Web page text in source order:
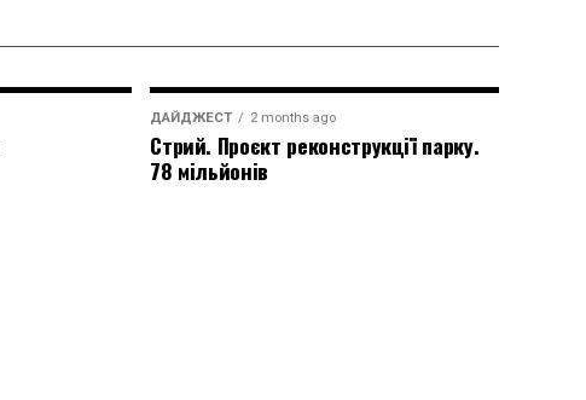
ДАЙДЖЕСТ 2 months ago
Стрий. Проєкт реконструкції парку.
78 мільйонів